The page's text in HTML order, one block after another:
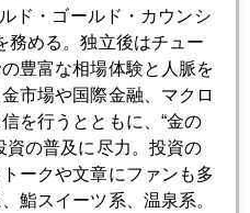
的バブルか？
ド・ゴールド・カウンシ
務める。独立後はチュー
豊富な相場体験と人脈を
市場や国際金融、マクロ
を行うとともに、“金の
資の普及に尽力。投資の
ークや文章にファンも多
鮨スイーツ系、温泉系。